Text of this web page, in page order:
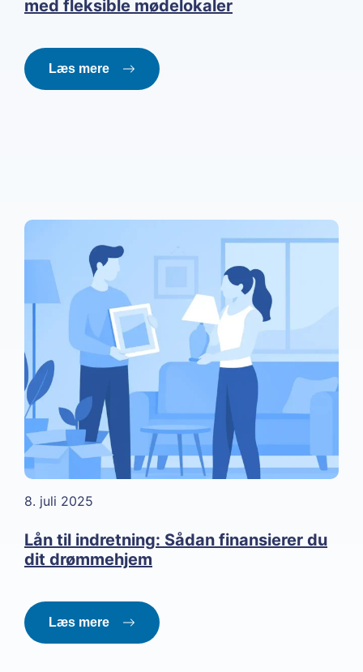
med fleksible mødelokaler
Læs mere
8. juli 2025
Lån til indretning: Sådan finansierer du
dit drømmehjem
Læs mere